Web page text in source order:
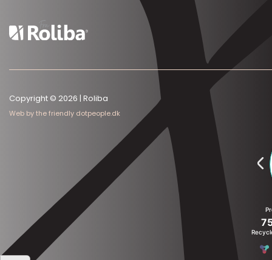
Copyright © 2026 | Roliba
Web by the friendly dotpeople.dk